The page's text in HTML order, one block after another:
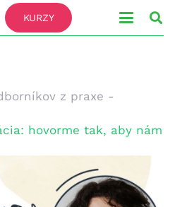
KURZY
z praxe -
hovorme tak, aby nám